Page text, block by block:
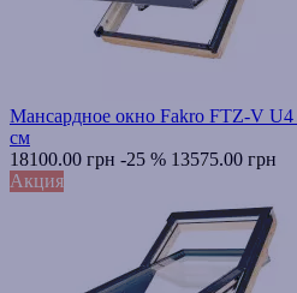
Мансардное окно Fakro FTZ-V
см
18100.00 грн -25 % 13575.00 грн
Акция